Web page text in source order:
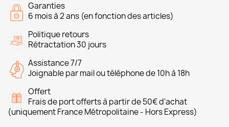
Garanties
6 mois à 2 ans (en fonction des articles)
Politique retours
Rétractation 30 jours
Assistance 7/7
Joignable par mail ou téléphone de 10h à 18h
Offert
Frais de port offerts à partir de 50€ d'achat
(uniquement France Métropolitaine - Hors Express)